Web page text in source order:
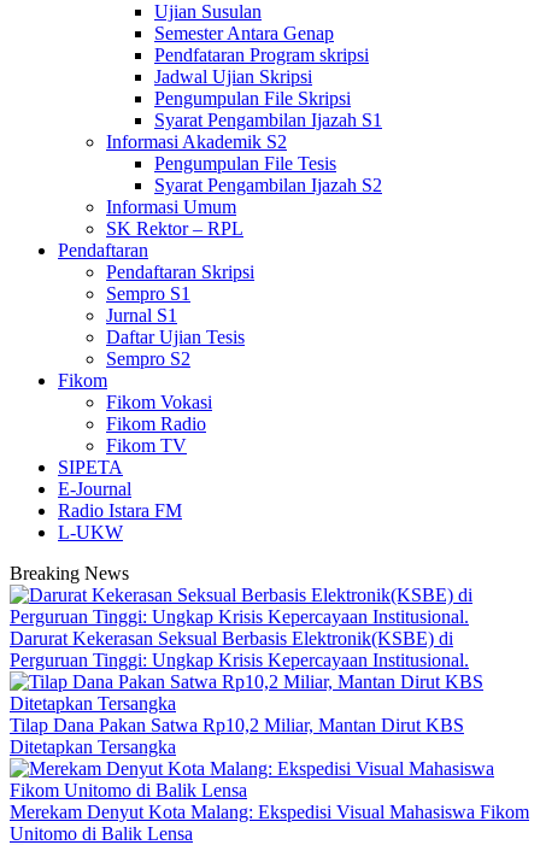
Ujian Susulan
Semester Antara Genap
Pendfataran Program skripsi
Jadwal Ujian Skripsi
Pengumpulan File Skripsi
Syarat Pengambilan Ijazah S1
Informasi Akademik S2
Pengumpulan File Tesis
Syarat Pengambilan Ijazah S2
Informasi Umum
SK Rektor – RPL
Pendaftaran
Pendaftaran Skripsi
Sempro S1
Jurnal S1
Daftar Ujian Tesis
Sempro S2
Fikom
Fikom Vokasi
Fikom Radio
Fikom TV
SIPETA
E-Journal
Radio Istara FM
L-UKW
Breaking News
Darurat Kekerasan Seksual Berbasis Elektronik(KSBE) di
Perguruan Tinggi: Ungkap Krisis Kepercayaan Institusional.
Tilap Dana Pakan Satwa Rp10,2 Miliar, Mantan Dirut KBS
Ditetapkan Tersangka
Merekam Denyut Kota Malang: Ekspedisi Visual Mahasiswa Fikom
Unitomo di Balik Lensa